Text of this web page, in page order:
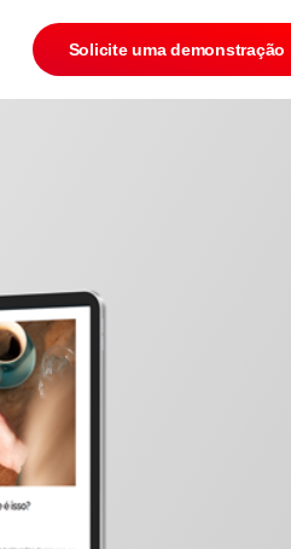
Solicite uma demonstração